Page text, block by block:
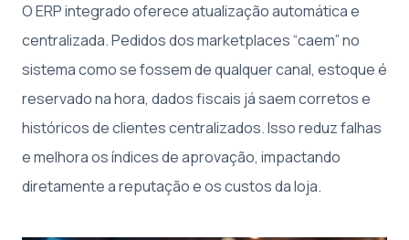
O ERP integrado oferece atualização automática e
centralizada. Pedidos dos marketplaces “caem” no
sistema como se fossem de qualquer canal, estoque é
reservado na hora, dados fiscais já saem corretos e
históricos de clientes centralizados. Isso reduz falhas
e melhora os índices de aprovação, impactando
diretamente a reputação e os custos da loja.